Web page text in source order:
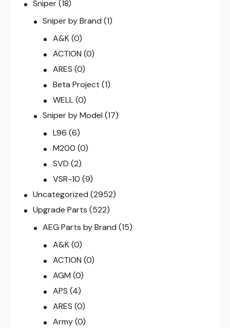
Sniper(18)
Sniper by Brand (1)
A&K (0)
ACTION (0)
ARES (0)
Beta Project (1)
WELL (0)
Sniper by Model (17)
L96 (6)
M200 (0)
SVD (2)
VSR-10 (9)
Uncategorized (2952)
Upgrade Parts (522)
AEG Parts by Brand (15)
A&K (0)
ACTION (0)
AGM (0)
APS (4)
ARES (0)
Army (0)